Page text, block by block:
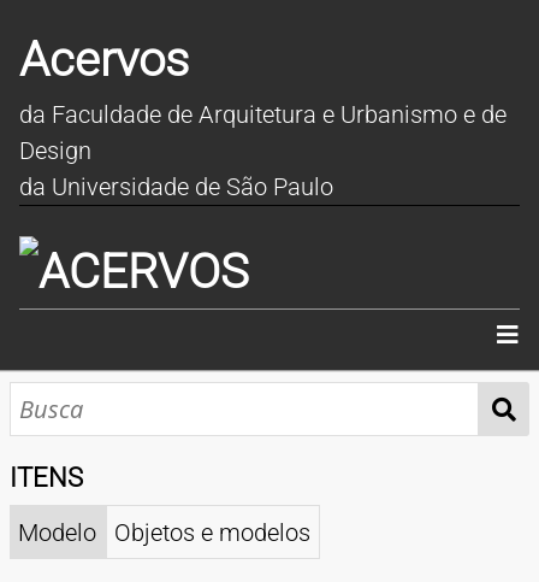
Acervos
da Faculdade de Arquitetura e Urbanismo e de
Design
da Universidade de São Paulo
INÍCIO
COLEÇÕES
TIPOS DE MATERIAIS
ITENS
Modelo Objetos e modelos